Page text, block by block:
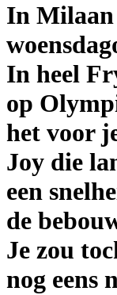
In Milaan
In heel
op
het voor
Joy die
een
de
Je zou
nog eens